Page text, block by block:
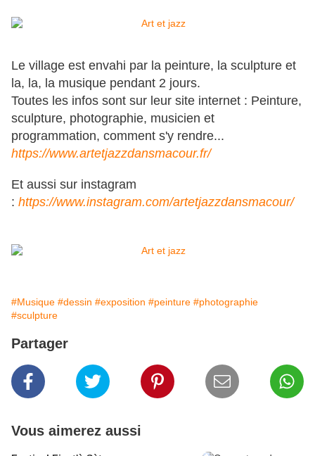
Le village est envahi par la peinture, la sculpture et
la, la, la musique pendant 2 jours.
Toutes les infos sont sur leur site internet : Peinture,
sculpture, photographie, musicien et
programmation, comment s'y rendre...
https://www.artetjazzdansmacour.fr/
Et aussi sur instagram
: https://www.instagram.com/artetjazzdansmacour/
#Musique #dessin #exposition #peinture #photographie
#sculpture
Partager
Vous aimerez aussi